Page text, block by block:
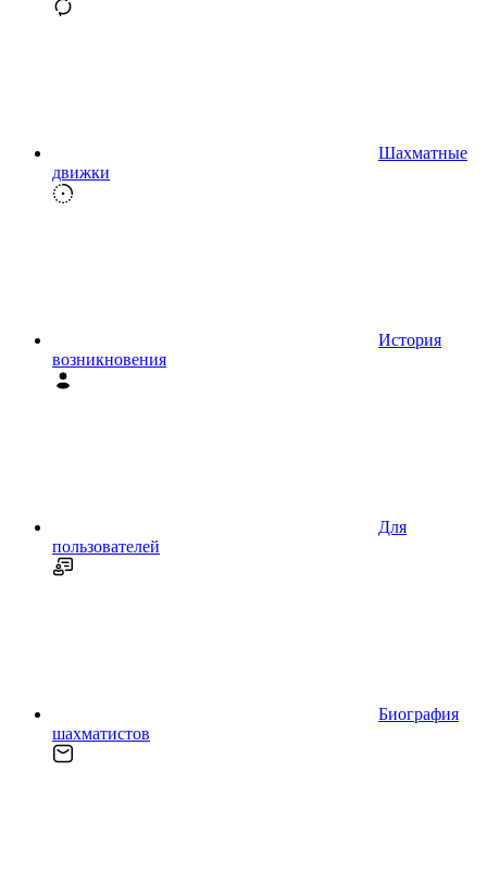
Шахматные
движки
История
возникновения
Для
пользователей
Биография
шахматистов